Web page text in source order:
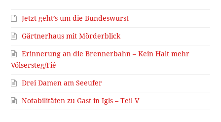
Jetzt geht’s um die Bundeswurst
Gärtnerhaus mit Mörderblick
Erinnerung an die Brennerbahn – Kein Halt mehr
Völsersteg/Fié
Drei Damen am Seeufer
Notabilitäten zu Gast in Igls – Teil V